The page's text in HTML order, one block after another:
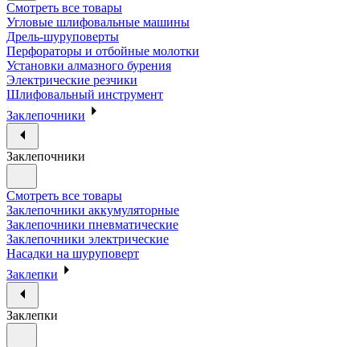
Смотреть все товары
Угловые шлифовальные машины
Дрель-шуруповерты
Перфораторы и отбойные молотки
Установки алмазного бурения
Электрические резчики
Шлифовальный инструмент
Заклепочники
Заклепочники
Смотреть все товары
Заклепочники аккумуляторные
Заклепочники пневматические
Заклепочники электрические
Насадки на шуруповерт
Заклепки
Заклепки